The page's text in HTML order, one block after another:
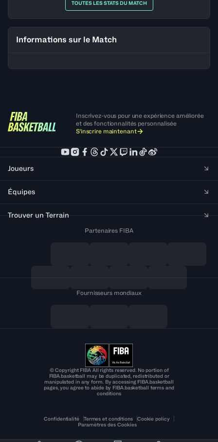
TOUTES LES STATS DU MATCH
Informations sur le Match
Inscrivez-vous pour une expérience améliorée
et des fonctionnalités personnalisée
S'inscrire maintenant
Joueurs
Équipes
Trouver un Terrain
Partenaires FIBA
Fournisseurs mondiaux
© Copyright FIBA All rights reserved. No portion of
FIBA.basketball may be duplicated, redistributed or
manipulated in any form. By accessing FIBA.basketball
pages, you agree to abide by FIBA.basketball terms and
conditions
Confidentialité Termes et conditions
Cookie policy
Paramètres des Cookies